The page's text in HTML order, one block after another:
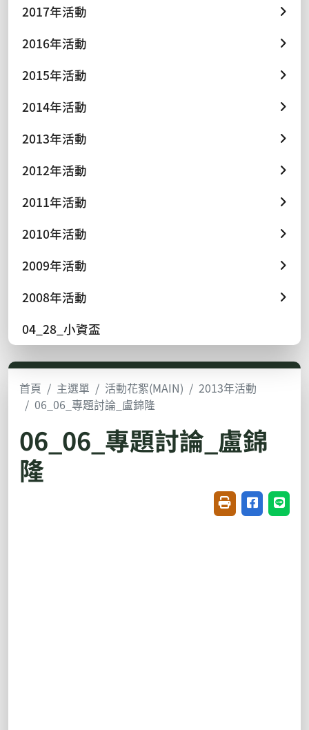
2017年活動
2016年活動
2015年活動
2014年活動
2013年活動
2012年活動
2011年活動
2010年活動
2009年活動
2008年活動
04_28_小資盃
首頁 主選單 活動花絮(MAIN)
2013年活動
06_06_專題討論_盧錦隆
06_06_專題討論_盧錦
隆
友善列印(開新視
分享至臉書
分享